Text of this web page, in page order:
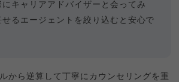
キャリアアドバイザーと会ってみ
るエージェントを絞り込むと安心で
から逆算して丁寧にカウンセリングを重